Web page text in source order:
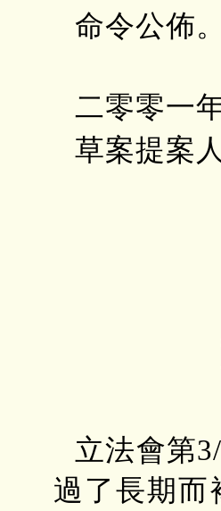
命令公佈。
二零零一
草案提案
立法會第
過了長期而